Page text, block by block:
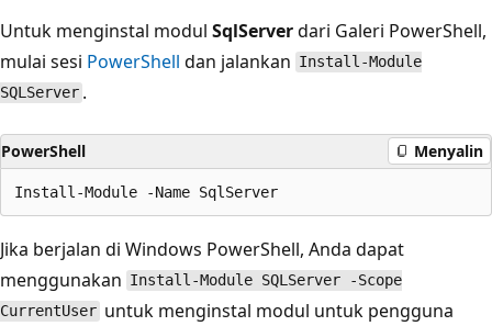
Untuk menginstal modul SqlServerdari Galeri PowerShell,
mulai sesi PowerShell dan jalankan Install-Module
SQLServer .
PowerShell Menyalin
Jika berjalan di Windows PowerShell, Anda dapat
menggunakan Install-Module SQLServer -Scope
CurrentUser untuk menginstal modul untuk pengguna